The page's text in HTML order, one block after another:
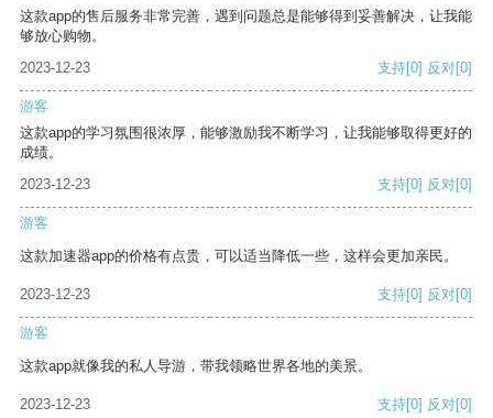
这款app的售后服务非常完善，遇到问题总是能够得到妥善解决，让我能
够放心购物。
2023-12-23
支持[0] 反对[0]
游客
这款app的学习氛围很浓厚，能够激励我不断学习，让我能够取得更好的
成绩。
2023-12-23
支持[0] 反对[0]
游客
这款加速器app的价格有点贵，可以适当降低一些，这样会更加亲民。
2023-12-23 支持[0] 反对[0]
游客
这款app就像我的私人导游，带我领略世界各地的美景。
2023-12-23 支持[0] 反对[0]